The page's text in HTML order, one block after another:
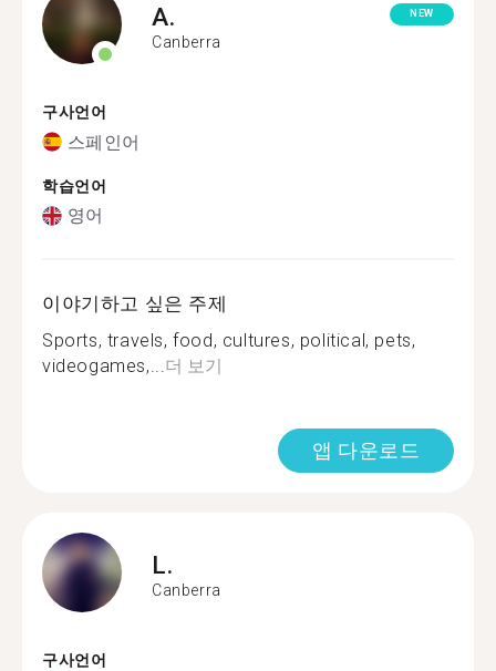
A.
Canberra
NEW
구사언어
스페인어
학습언어
영어
이야기하고 싶은 주제
Sports, travels, food, cultures, political, pets,
videogames,...더 보기
앱 다운로드
L.
Canberra
구사언어